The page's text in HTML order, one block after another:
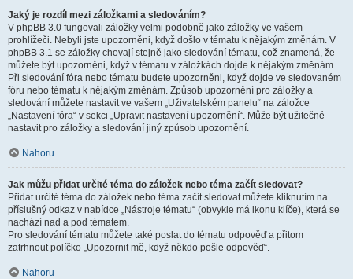
Jaký je rozdíl mezi záložkami a sledováním?
V phpBB 3.0 fungovali záložky velmi podobně jako záložky ve vašem
prohlížeči. Nebyli jste upozorněni, když došlo v tématu k nějakým změnám. V
phpBB 3.1 se záložky chovají stejně jako sledování tématu, což znamená, že
můžete být upozorněni, když v tématu v záložkách dojde k nějakým změnám.
Při sledování fóra nebo tématu budete upozorněni, když dojde ve sledovaném
fóru nebo tématu k nějakým změnám. Způsob upozornění pro záložky a
sledování můžete nastavit ve vašem „Uživatelském panelu“ na záložce
„Nastavení fóra“ v sekci „Upravit nastavení upozornění“. Může být užitečné
nastavit pro záložky a sledování jiný způsob upozornění.
Nahoru
Jak můžu přidat určité téma do záložek nebo téma začít sledovat?
Přidat určité téma do záložek nebo téma začít sledovat můžete kliknutím na
příslušný odkaz v nabídce „Nástroje tématu“ (obvykle má ikonu klíče), která se
nachází nad a pod tématem.
Pro sledování tématu můžete také poslat do tématu odpověď a přitom
zatrhnout políčko „Upozornit mě, když někdo pošle odpověď“.
Nahoru